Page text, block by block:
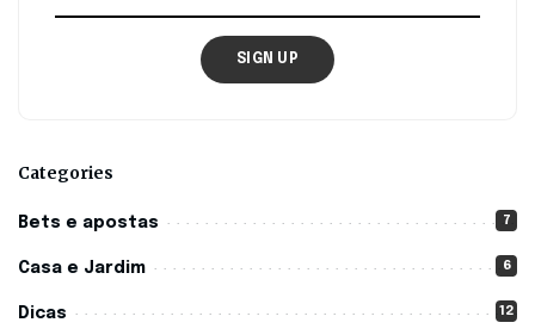
SIGN UP
Categories
Bets e apostas 7
Casa e Jardim 6
Dicas 12